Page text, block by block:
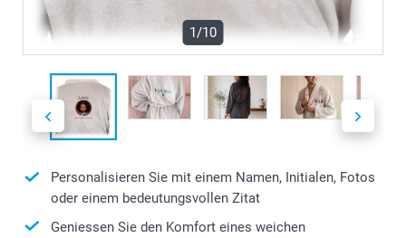
1/10
Personalisieren Sie mit einem Namen, Initialen, Fotos
oder einem bedeutungsvollen Zitat
Geniessen Sie den Komfort eines weichen